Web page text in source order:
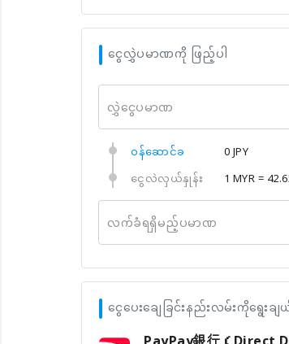
ငွေလွှဲပမာဏကို ဖြည့်ပါ
လွှဲငွေပမာဏ
၀န်ဆောင်ခ
0 JPY
ငွေလဲလှယ်နှုန်း
1 MYR =
လက်ခံရရှိမည့်ပမာဏ
ငွေပေးချေခြင်းနည်းလမ်းကိုရွေးချ